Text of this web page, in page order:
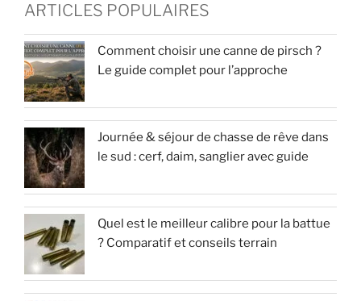
ARTICLES POPULAIRES
Comment choisir une canne de pirsch ?
Le guide complet pour l’approche
Journée & séjour de chasse de rêve dans
le sud : cerf, daim, sanglier avec guide
Quel est le meilleur calibre pour la battue
? Comparatif et conseils terrain